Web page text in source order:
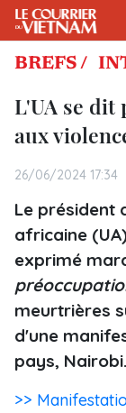
BREFS /
L'UA se
aux
26/06/2024 17:34
Le président
africaine
exprimé
meurtrières
d'une
pays, Nairobi.
>>